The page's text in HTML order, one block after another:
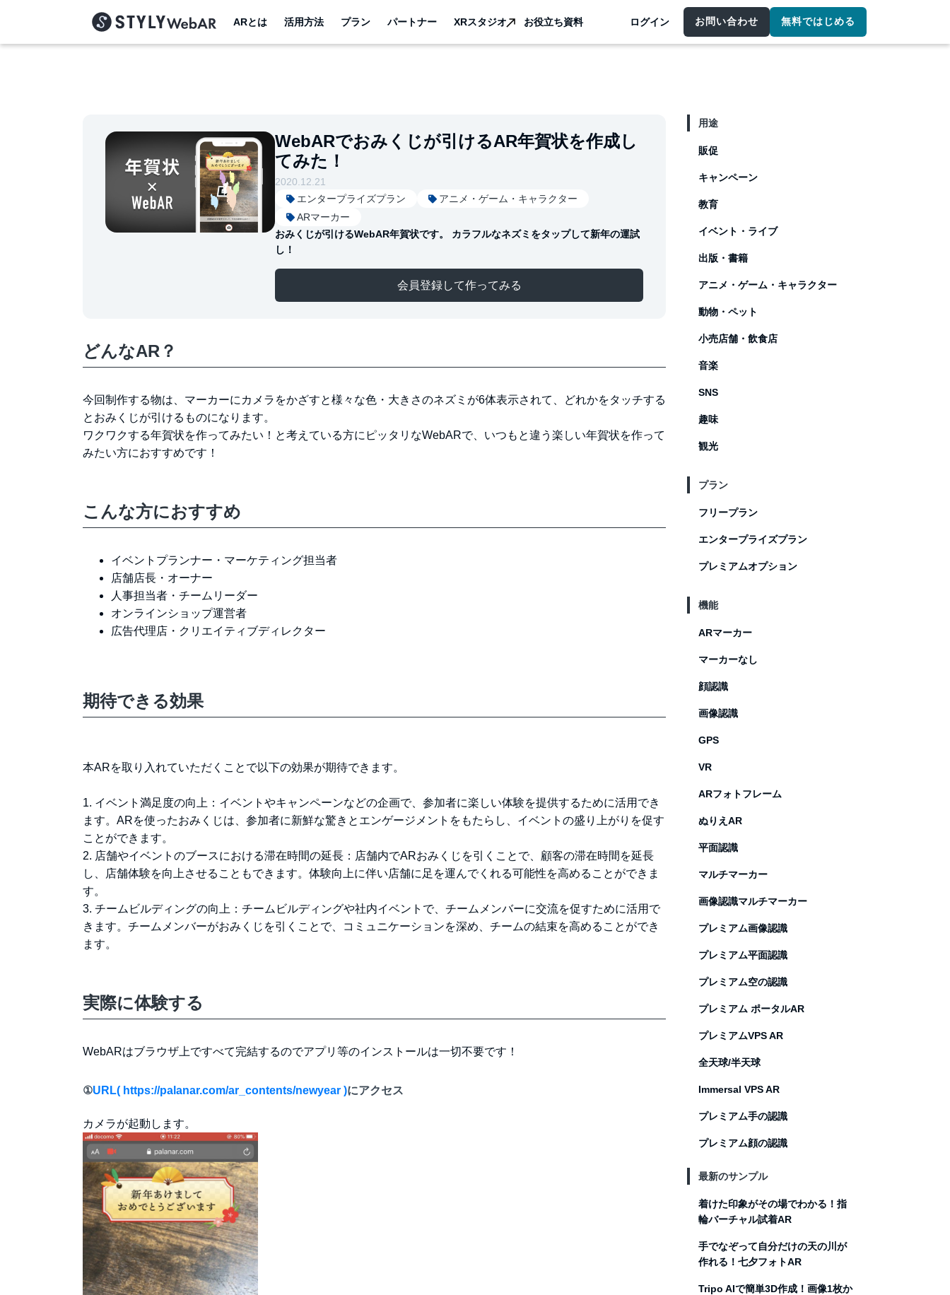
ARとは 活用方法 プラン パートナー XRスタジオ お役立ち資料 ログイン お問い合わせ 無料ではじめる
WebARでおみくじが引けるAR年賀状を作成し
てみた！
2020.12.21
エンタープライズプラン
アニメ・ゲーム・キャラクター
ARマーカー
おみくじが引けるWebAR年賀状です。 カラフルなネズミをタップして新年の運試
し！
会員登録して作ってみる
どんなAR？
今回制作する物は、マーカーにカメラをかざすと様々な色・大きさのネズミが6体表示されて、どれかをタッチする
とおみくじが引けるものになります。
ワクワクする年賀状を作ってみたい！と考えている方にピッタリなWebARで、いつもと違う楽しい年賀状を作って
みたい方におすすめです！
こんな方におすすめ
イベントプランナー・マーケティング担当者
店舗店長・オーナー
人事担当者・チームリーダー
オンラインショップ運営者
広告代理店・クリエイティブディレクター
期待できる効果
本ARを取り入れていただくことで以下の効果が期待できます。
1. イベント満足度の向上：イベントやキャンペーンなどの企画で、参加者に楽しい体験を提供するために活用でき
ます。ARを使ったおみくじは、参加者に新鮮な驚きとエンゲージメントをもたらし、イベントの盛り上がりを促す
ことができます。
2. 店舗やイベントのブースにおける滞在時間の延長：店舗内でARおみくじを引くことで、顧客の滞在時間を延長
し、店舗体験を向上させることもできます。体験向上に伴い店舗に足を運んでくれる可能性を高めることができま
す。
3. チームビルディングの向上：チームビルディングや社内イベントで、チームメンバーに交流を促すために活用で
きます。チームメンバーがおみくじを引くことで、コミュニケーションを深め、チームの結束を高めることができ
ます。
実際に体験する
WebARはブラウザ上ですべて完結するのでアプリ等のインストールは一切不要です！
①URL( https://palanar.com/ar_contents/newyear )にアクセス
カメラが起動します。
用途
販促
キャンペーン
教育
イベント・ライブ
出版・書籍
アニメ・ゲーム・キャラクター
動物・ペット
小売店舗・飲食店
音楽
SNS
趣味
観光
プラン
フリープラン
エンタープライズプラン
プレミアムオプション
機能
ARマーカー
マーカーなし
顔認識
画像認識
GPS
VR
ARフォトフレーム
ぬりえAR
平面認識
マルチマーカー
画像認識マルチマーカー
プレミアム画像認識
プレミアム平面認識
プレミアム空の認識
プレミアム ポータルAR
プレミアムVPS AR
全天球/半天球
Immersal VPS AR
プレミアム手の認識
プレミアム顔の認識
最新のサンプル
着けた印象がその場でわかる！指
輪バーチャル試着AR
手でなぞって自分だけの天の川が
作れる！七夕フォトAR
Tripo AIで簡単3D作成！画像1枚か